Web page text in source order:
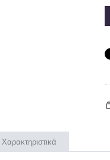
Χαρακτηριστικά